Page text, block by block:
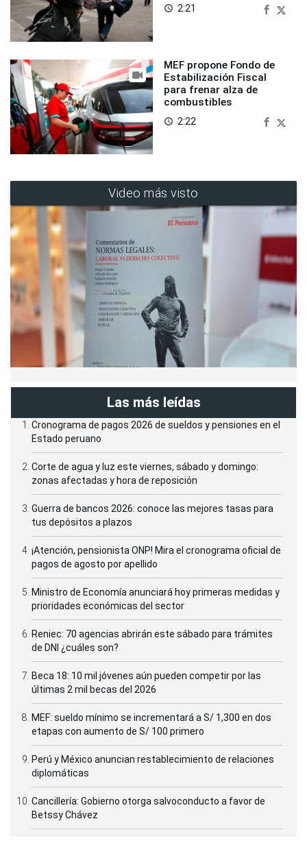
access_time 2:21
MEF propone Fondo de
Estabilización Fiscal
para frenar alza de
combustibles
access_time 2:22
Video más visto
Las más leídas
Cronograma de pagos 2026 de sueldos y pensiones en el
Estado peruano
Corte de agua y luz este viernes, sábado y domingo:
zonas afectadas y hora de reposición
Guerra de bancos 2026: conoce las mejores tasas para
tus depósitos a plazos
¡Atención, pensionista ONP! Mira el cronograma oficial de
pagos de agosto por apellido
Ministro de Economía anunciará hoy primeras medidas y
prioridades económicas del sector
Reniec: 70 agencias abrirán este sábado para trámites
de DNI ¿cuáles son?
Beca 18: 10 mil jóvenes aún pueden competir por las
últimas 2 mil becas del 2026
MEF: sueldo mínimo se incrementará a S/ 1,300 en dos
etapas con aumento de S/ 100 primero
Perú y México anuncian restablecimiento de relaciones
diplomáticas
Cancillería: Gobierno otorga salvoconducto a favor de
Betssy Chávez